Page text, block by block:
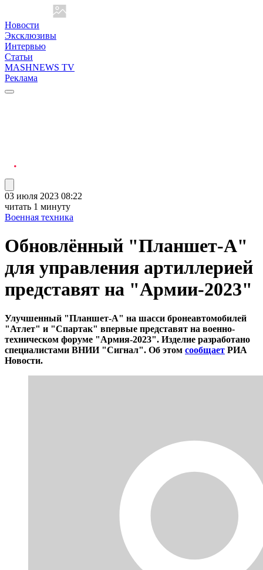
Новости
Эксклюзивы
Интервью
Статьи
MASHNEWS TV
Реклама
03 июля 2023 08:22
читать 1 минуту
Военная техника
Обновлённый "Планшет-А"
для управления артиллерией
представят на "Армии-2023"
Улучшенный "Планшет-А" на шасси бронеавтомобилей
"Атлет" и "Спартак" впервые представят на военно-
техническом форуме "Армия-2023". Изделие разработано
специалистами ВНИИ "Сигнал". Об этом сообщает РИА
Новости.